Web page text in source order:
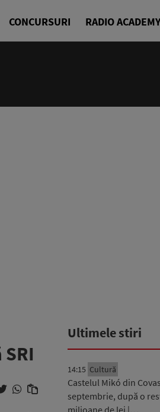
CONCURSURI RADIO ACADEMY
Ultimele stiri
14:15 Cultură
Castelul Mikó din
septembrie, după o
milioane de lei |…